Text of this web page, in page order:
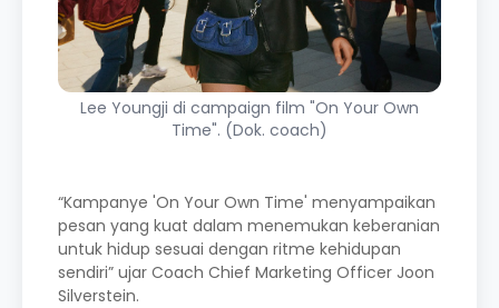
Lee Youngji di campaign film "On Your Own
Time". (Dok. coach)
“Kampanye 'On Your Own Time' menyampaikan
pesan yang kuat dalam menemukan keberanian
untuk hidup sesuai dengan ritme kehidupan
sendiri” ujar Coach Chief Marketing Officer Joon
Silverstein.